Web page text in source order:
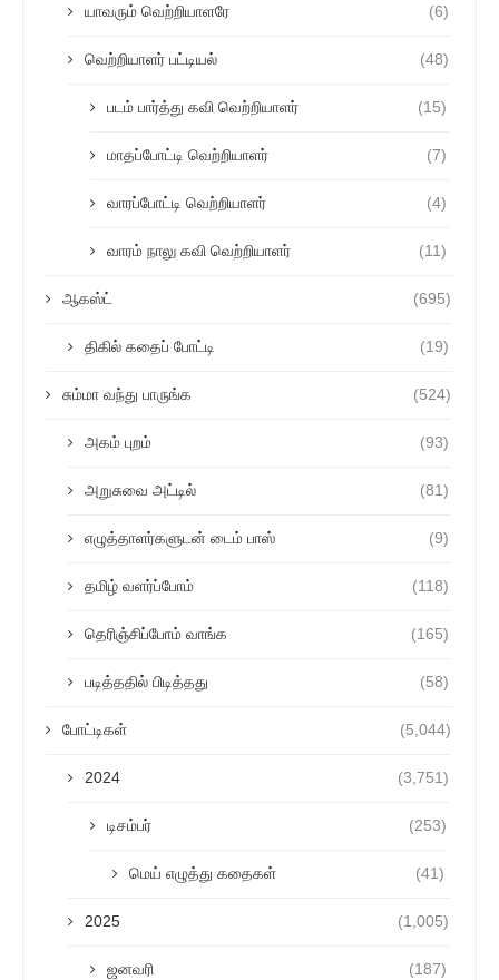
யாவரும் வெற்றியாளரே (6)
வெற்றியாளர் பட்டியல் (48)
படம் பார்த்து கவி வெற்றியாளர் (15)
மாதப்போட்டி வெற்றியாளர் (7)
வாரப்போட்டி வெற்றியாளர் (4)
வாரம் நாலு கவி வெற்றியாளர் (11)
ஆகஸ்ட் (695)
திகில் கதைப் போட்டி (19)
சும்மா வந்து பாருங்க (524)
அகம் புறம் (93)
அறுசுவை அட்டில் (81)
எழுத்தாளர்களுடன் டைம் பாஸ் (9)
தமிழ் வளர்ப்போம் (118)
தெரிஞ்சிப்போம் வாங்க (165)
படித்ததில் பிடித்தது (58)
போட்டிகள் (5,044)
2024 (3,751)
டிசம்பர் (253)
மெய் எழுத்து கதைகள் (41)
2025 (1,005)
ஜனவரி (187)